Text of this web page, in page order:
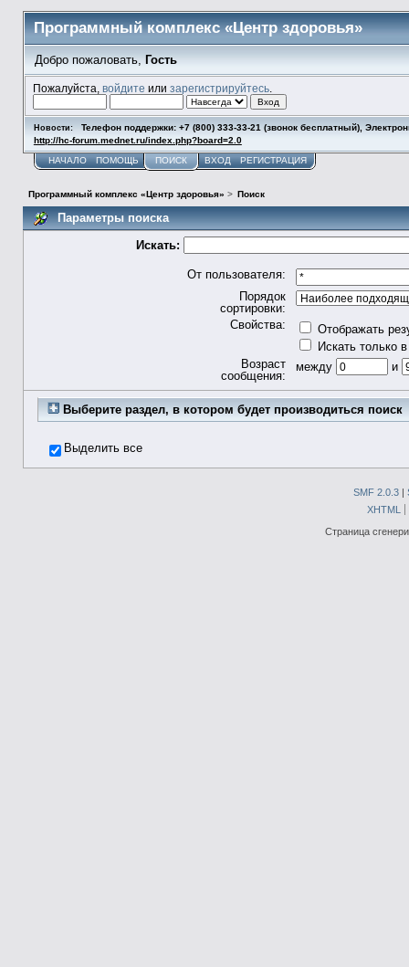
Программный комплекс «Центр здоровья»
Добро пожаловать, Гость
Пожалуйста, войдите или зарегистрируйтесь.
Новости:
Телефон поддержки: +7 (800) 333-33-21 (звонок бесплатный),
http://hc-forum.mednet.ru/index.php?board=2.0
НАЧАЛО ПОМОЩЬ ПОИСК ВХОД РЕГИСТРАЦИЯ
Программный комплекс «Центр здоровья» > Поиск
Параметры поиска
Искать:
От пользователя:
Порядок
сортировки:
Свойства:
Отображать
Искать только
Возраст
сообщения:
между и
Выберите раздел, в котором будет производиться поиск
Выделить все
SMF 2.0.3|
XHTML
Страница